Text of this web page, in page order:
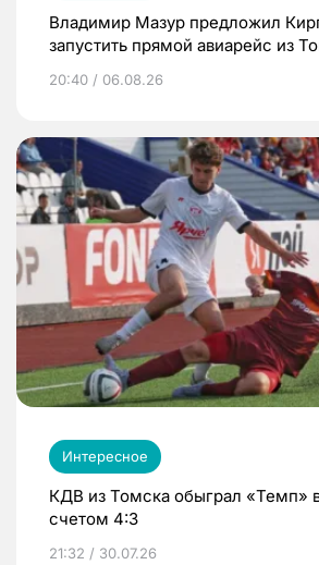
Владимир Мазур предложил
запустить прямой авиарейс из
20:40 / 06.08.26
Интересное
КДВ из Томска обыграл «Темп»
счетом 4:3
21:32 / 30.07.26